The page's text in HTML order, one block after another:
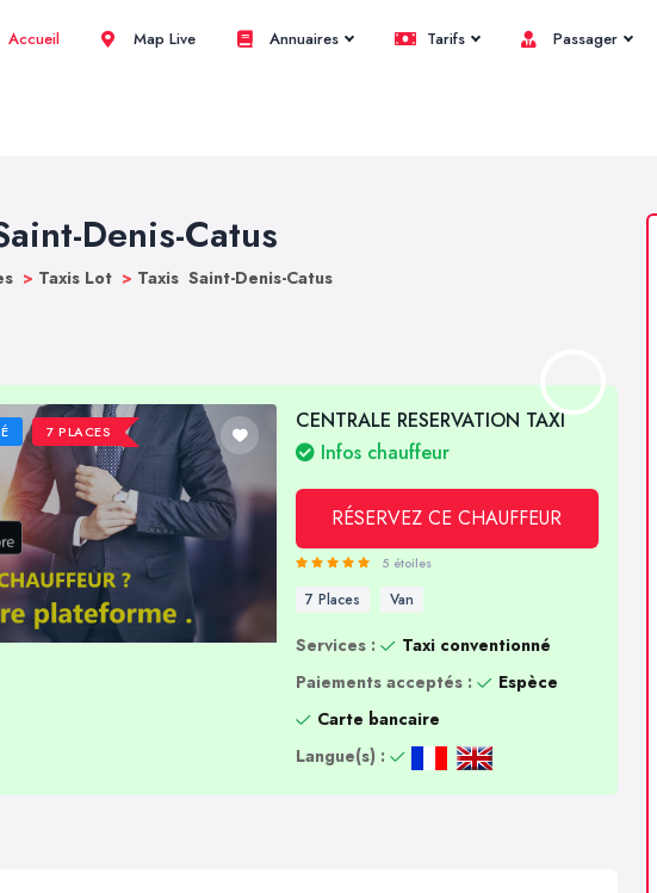
Accueil Map Live Annuaires Tarifs Passager
Denis-Catus
> Taxis Lot > Taxis Saint-Denis-Catus
7 PLACES
CENTRALE RESERVATION TAXI
Infos chauffeur
RÉSERVEZ CE CHAUFFEUR
5 étoiles
7 Places Van
Services :
Taxi conventionné
Paiements acceptés :
Espèce
Carte bancaire
Langue(s) :